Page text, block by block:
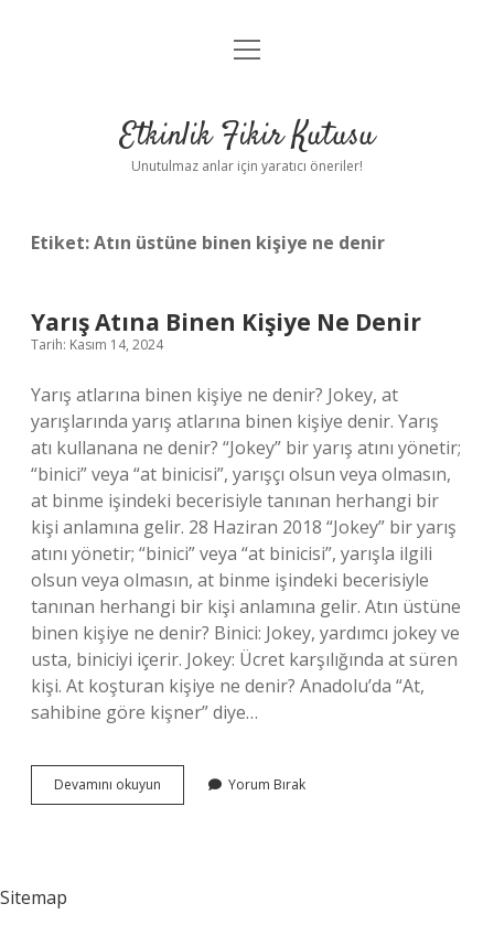
Anasayfa
Yasal Uyarı
menüyü
Etkinlik Fikir Kutusu
Unutulmaz anlar için yaratıcı öneriler!
Etiket:Atın üstüne binen kişiye ne denir
Yarış Atına Binen Kişiye Ne Denir
Tarih: Kasım 14, 2024
Yarış atlarına binen kişiye ne denir? Jokey, at
yarışlarında yarış atlarına binen kişiye denir. Yarış
atı kullanana ne denir? “Jokey” bir yarış atını yönetir;
“binici” veya “at binicisi”, yarışçı olsun veya olmasın,
at binme işindeki becerisiyle tanınan herhangi bir
kişi anlamına gelir. 28 Haziran 2018 “Jokey” bir yarış
atını yönetir; “binici” veya “at binicisi”, yarışla ilgili
olsun veya olmasın, at binme işindeki becerisiyle
tanınan herhangi bir kişi anlamına gelir. Atın üstüne
binen kişiye ne denir? Binici: Jokey, yardımcı jokey ve
usta, biniciyi içerir. Jokey: Ücret karşılığında at süren
kişi. At koşturan kişiye ne denir? Anadolu’da “At,
sahibine göre kişner” diye…
Devamını okuyun
Atına
Yorum Bırak
Sitemap